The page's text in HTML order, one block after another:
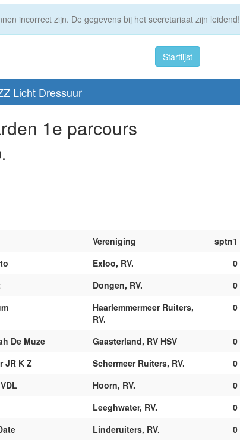
incorrect zijn. De gegevens bij het secretariaat zijn leidend!
Startlijst
Licht Dressuur
1e parcours
Vereniging sptn1
Exloo, RV. 0
Dongen, RV. 0
Haarlemmermeer Ruiters,
RV.
0
De Muze Gaasterland, RV HSV 0
JR K Z Schermeer Ruiters, RV. 0
Hoorn, RV. 0
Leeghwater, RV. 0
Linderuiters, RV. 0